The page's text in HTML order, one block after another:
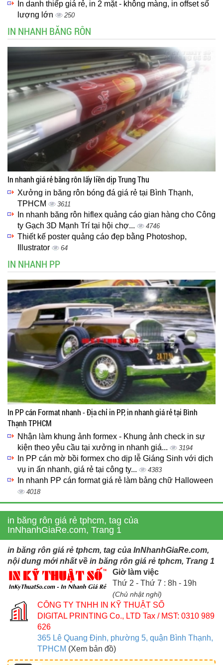
In danh thiếp giá rẻ, in 2 mặt - không màng, in offset số
lượng lớn
250
IN NHANH BĂNG RÔN
In nhanh giá rẻ băng rôn lấy liền dịp Trung Thu
Xưởng in băng rôn bóng đá giá rẻ tại Bình Thạnh,
TPHCM
3611
In nhanh băng rôn hiflex quảng cáo gian hàng cho Công
ty Gạch 3D Mạnh Trí tại hội chợ...
4746
Thiết kế poster quảng cáo đẹp bằng Photoshop,
Illustrator
64
IN NHANH PP
In PP cán Format nhanh - Địa chỉ in PP, in nhanh giá rẻ tại Bình
Thạnh TPHCM
Nhận làm khung ảnh formex - Khung ảnh check in sự
kiện theo yêu cầu tại xưởng in nhanh giá...
3194
In PP cán mờ bồi formex cho dịp lễ Giáng Sinh với dịch
vụ in ấn nhanh, giá rẻ tại công ty...
4383
In nhanh PP cán format giá rẻ làm bảng chữ Halloween
4018
in băng rôn giá rẻ tphcm, tag của
InNhanhGiaRe.com, Trang 1
in băng rôn giá rẻ tphcm, tag của InNhanhGiaRe.com,
nội dung mới nhất về in băng rôn giá rẻ tphcm, Trang 1
Giờ làm việc
Thứ 2 - Thứ 7 : 8h - 19h
(Chủ nhật nghỉ)
CÔNG TY TNHH IN KỸ THUẬT SỐ
DIGITAL PRINTING Co., LTD Tax / MST: 0310 989
626
365 Lê Quang Định, phường 5, quận Bình Thạnh,
TPHCM (Xem bản đồ)